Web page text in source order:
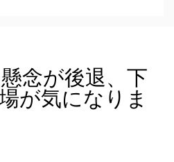
念が後退、下
が気になりま